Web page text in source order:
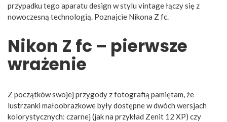
przypadku tego aparatu design w stylu vintage łączy się z
nowoczesną technologią. Poznajcie Nikona Z fc.
Nikon Z fc – pierwsze
wrażenie
Z początków swojej przygody z fotografią pamiętam, że
lustrzanki małoobrazkowe były dostępne w dwóch wersjach
kolorystycznych: czarnej (jak na przykład Zenit 12 XP) czy